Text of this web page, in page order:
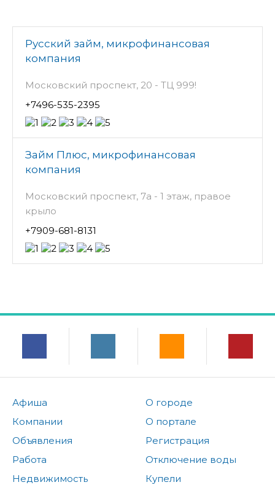
Русский займ, микрофинансовая
компания
Московский проспект, 20 - ТЦ 999!
+7496-535-2395
Займ Плюс, микрофинансовая
компания
Московский проспект, 7а - 1 этаж, правое
крыло
+7909-681-8131
Афиша
Компании
Объявления
Работа
Недвижимость
О городе
О портале
Регистрация
Отключение воды
Купели